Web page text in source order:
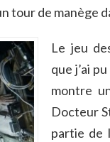
tour de manège
Le jeu
que j’ai
montre
Docteur
partie de